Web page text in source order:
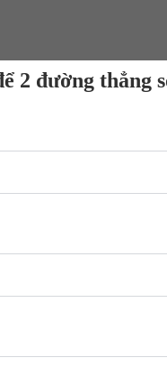
2 đường thẳng